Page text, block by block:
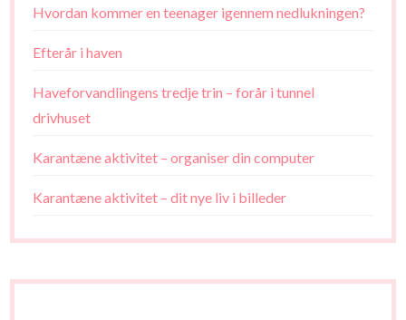
Hvordan kommer en teenager igennem nedlukningen?
Efterår i haven
Haveforvandlingens tredje trin – forår i tunnel
drivhuset
Karantæne aktivitet – organiser din computer
Karantæne aktivitet – dit nye liv i billeder